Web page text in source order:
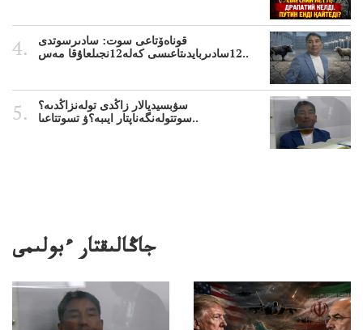
قوناەۆتاعى سوت: سادىرسوتدى
12سادىربايدىتاعىسى كەلە12نجىلعاۇقا مەس..
سۋبسيديالار زاڭدى تولەنزاڭدىە؟
سوتتولەنگەناپتار ايىبە؟ۋ تسوتتاعىا..
جاڭالىقتار ءبولىمى